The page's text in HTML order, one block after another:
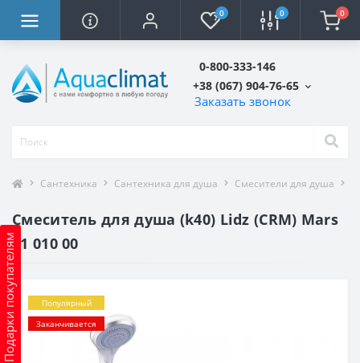
0 0 0
0-800-333-146
+38 (067) 904-76-65
Заказать звонок
Подарки покупателям
Сантехника Сантехника для душа Смесители для душа
Смеситель для душа (k40) Lidz (CRM) Mars
81 010 00
Популярный
Заканчивается